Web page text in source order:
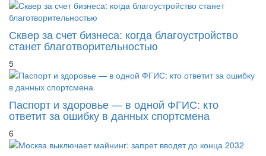
Сквер за счет бизнеса: когда благоустройство
станет благотворительностью
5
Паспорт и здоровье — в одной ФГИС: кто
ответит за ошибку в данных спортсмена
6